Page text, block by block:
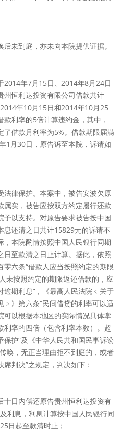
未到庭，亦未向本院提供证据。
2014年7月15日、2014年8月24日
州恒利达投资有限公司借款共计
年10月15日和2014年10月25
利率的5倍计算违约金，其中，
借款月利率为5%。借款期限届满
1月30日，原告诉至本院，诉请如
法律保护。本案中，被告安波欠原
实，被告应按双方约定履行还款
予以支持。对原告要求被告按中国
息还清之日共计15829元的诉请不
本院酌情按照中国人民银行同期
至款清之日止计算。据此，依照
零六条“借款人应当按照约定的期限
未按照约定的期限返还借款的，应
期利息”，《最高人民法院﹤关于
》第六条“民间借贷的利率可以适
可以根据本地区的实际情况具体掌
率的四倍（包含利率本数）。超
护”及《中华人民共和国民事诉讼
唤，无正当理由拒不到庭的，或者
判决”之规定，判决如下：
十日内偿还原告贵州恒利达投资有
利息，利息计算按中国人民银行同
日起至款清时止；